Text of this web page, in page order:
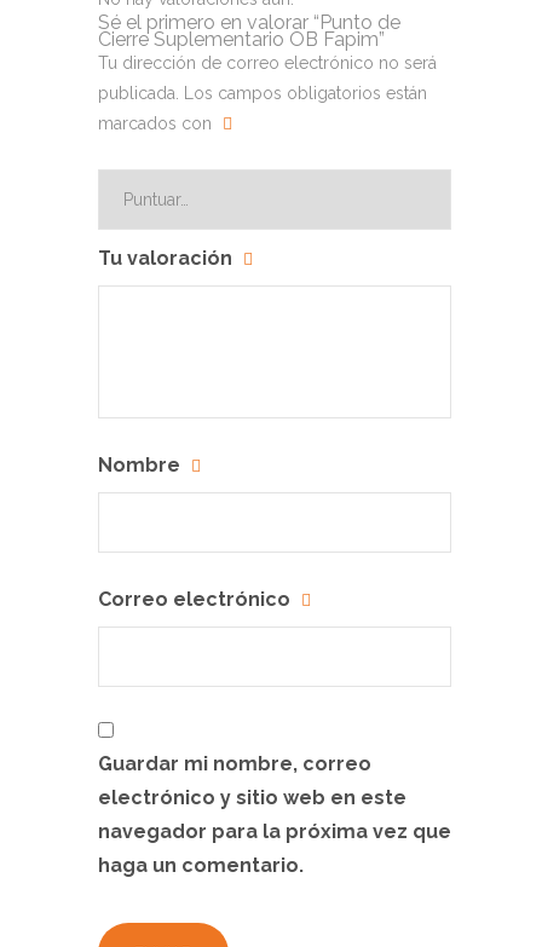
Sé el primero en valorar “Punto de
Cierre Suplementario OB Fapim”
Tu dirección de correo electrónico no será
publicada.
Los campos obligatorios están
marcados con
Tu valoración
Nombre
Correo electrónico
Guardar mi nombre, correo
electrónico y sitio web en este
navegador para la próxima vez que
haga un comentario.